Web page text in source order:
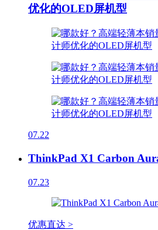
优化的OLED屏机型
07.22
ThinkPad X1 Carbon
07.23
优惠直达 >